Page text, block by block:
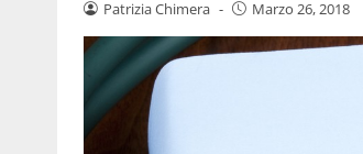
Patrizia Chimera - Marzo 26, 2018